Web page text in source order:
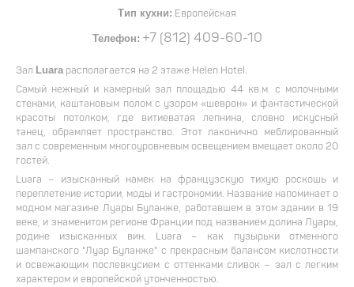
Тип кухни: Европейская
Телефон: +7 (812) 409-60-10
Зал Luaraрасполагается на 2 этаже Helen Hotel.
Самый нежный и камерный зал площадью 44 кв.м. с молочными
стенами, каштановым полом с узором «шеврон» и фантастической
красоты потолком, где витиеватая лепнина, словно искусный
танец, обрамляет пространство. Этот лаконично меблированный
зал с современным многоуровневым освещением вмещает около 20
гостей.
Luara – изысканный намек на французскую тихую роскошь и
переплетение истории, моды и гастрономии. Название напоминает о
модном магазине Луары Буланже, работавшем в этом здании в 19
веке, и знаменитом регионе Франции под названием долина Луары,
родине изысканных вин. Luara – как пузырьки отменного
шампанского "Луар Буланже" с прекрасным балансом кислотности
и освежающим послевкусием с оттенками сливок – зал с легким
характером и европейской утонченностью.